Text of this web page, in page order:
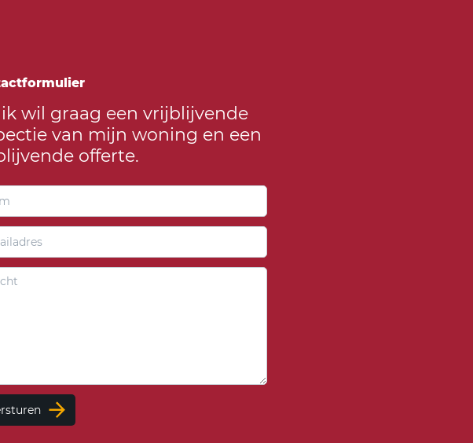
ik wil graag een vrijblijvende
van mijn woning en een
offerte.